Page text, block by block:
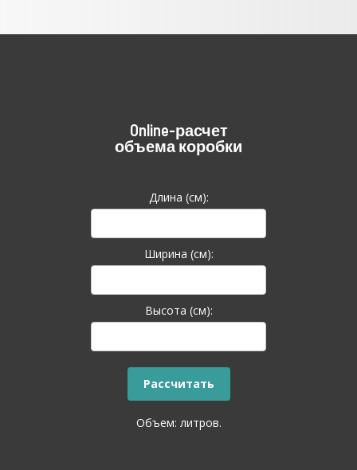
Online-расчет
объема коробки
Длина (см):
Ширина (см):
Высота (см):
Объем: литров.